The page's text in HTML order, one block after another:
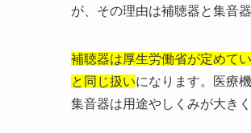
が、その理由は補聴器と集音
補聴器は厚生労働省が定めて
と同じ扱いになります。医療
集音器は用途やしくみが大き